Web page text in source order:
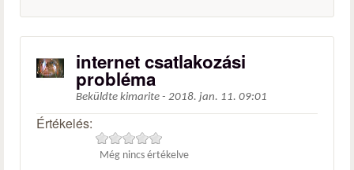
internet csatlakozási
probléma
Beküldte kimarite - 2018. jan. 11. 09:01
Értékelés:
Még nincs értékelve